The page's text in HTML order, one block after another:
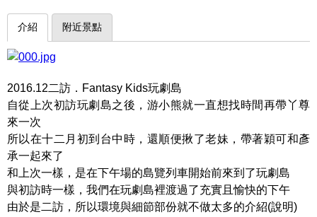
介紹 附近景點
2016.12二訪．Fantasy Kids玩劇島
自從上次初訪玩劇島之後，游小熊就一直想找時間再帶丫尊
來一次
所以在十二月初到台中時，還順便揪了老妹，帶著穎可和彥
承一起來了
和上次一樣，是在下午場的島覽列車開始前來到了玩劇島
與初訪時一樣，我們在玩劇島裡渡過了充實且愉快的下午
由於是二訪，所以環境與細節部份就不做太多的介紹(說明)